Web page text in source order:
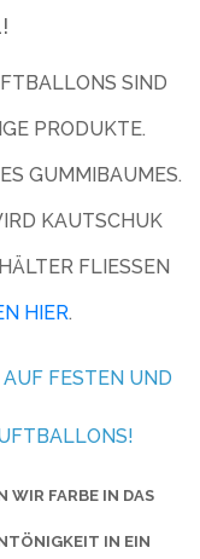
SIND
PRODUKTE.
GUMMIBAUMES.
KAUTSCHUK
FLIESSEN L
HIER.
FESTEN UND
WIR FARBE IN DAS
IN EIN